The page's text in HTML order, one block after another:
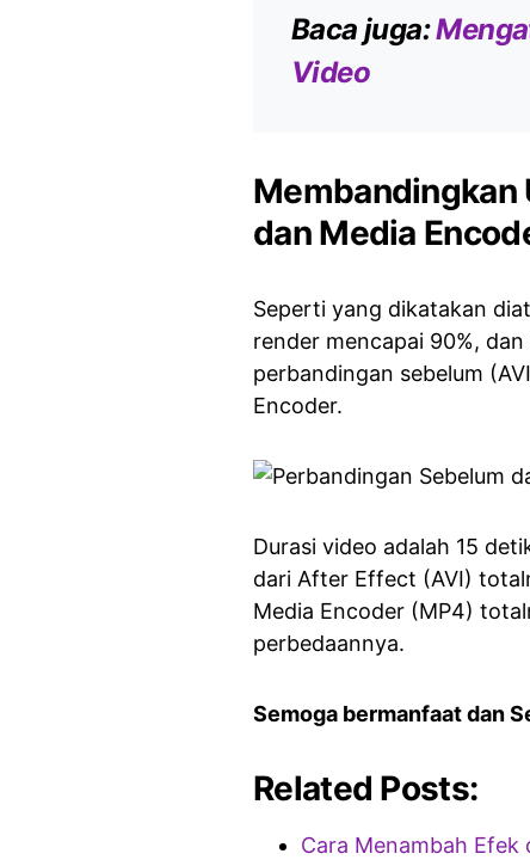
Baca juga:
Video
Membandingkan
dan Media
Seperti yang dikatakan
render mencapai 90%,
perbandingan sebelum
Encoder.
Durasi video adalah 15
dari After Effect (AVI)
Media Encoder (MP4)
perbedaannya.
Semoga bermanfaat dan
Related Posts:
Cara Menambah Efek